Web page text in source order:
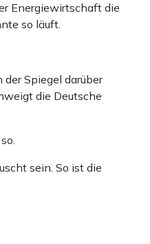
Energiewirtschaft die
so läuft.
der Spiegel darüber
die Deutsche
sein. So ist die